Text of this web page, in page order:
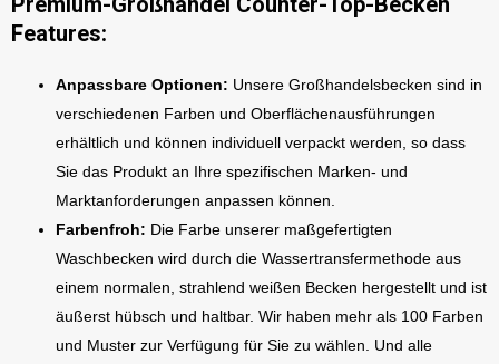
Features:
Anpassbare Optionen: Unsere Großhandelsbecken sind in
verschiedenen Farben und Oberflächenausführungen
erhältlich und können individuell verpackt werden, so dass
Sie das Produkt an Ihre spezifischen Marken- und
Marktanforderungen anpassen können.
Farbenfroh: Die Farbe unserer maßgefertigten
Waschbecken wird durch die Wassertransfermethode aus
einem normalen, strahlend weißen Becken hergestellt und ist
äußerst hübsch und haltbar. Wir haben mehr als 100 Farben
und Muster zur Verfügung für Sie zu wählen. Und alle